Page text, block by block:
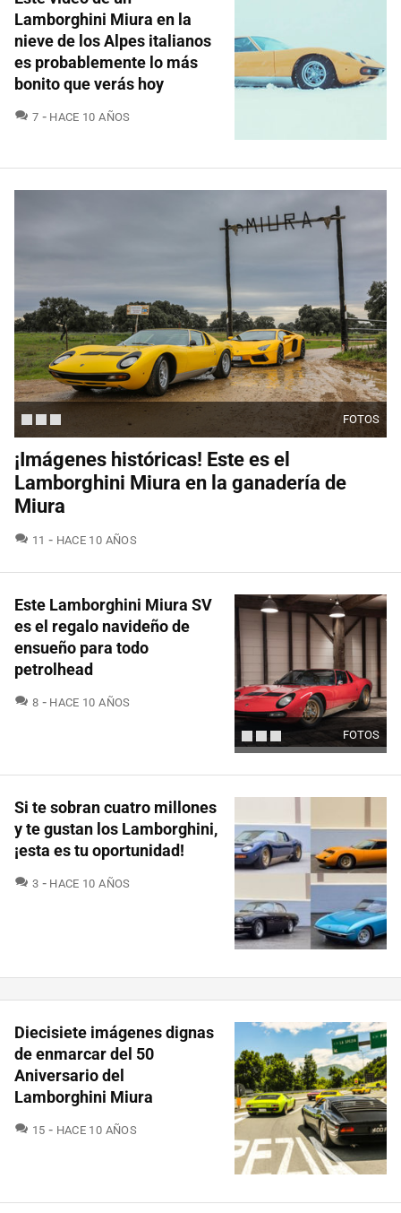
Lamborghini Miura en la
nieve de los Alpes italianos
es probablemente lo más
bonito que verás hoy
7 COMENTARIOS
HACE 10 AÑOS
FOTOS
¡Imágenes históricas! Este es el
Lamborghini Miura en la ganadería de
Miura
11 COMENTARIOS
HACE 10 AÑOS
FOTOS
Este Lamborghini Miura SV
es el regalo navideño de
ensueño para todo
petrolhead
8 COMENTARIOS
HACE 10 AÑOS
Si te sobran cuatro millones
y te gustan los Lamborghini,
¡esta es tu oportunidad!
3 COMENTARIOS
HACE 10 AÑOS
Diecisiete imágenes dignas
de enmarcar del 50
Aniversario del
Lamborghini Miura
15 COMENTARIOS
HACE 10 AÑOS